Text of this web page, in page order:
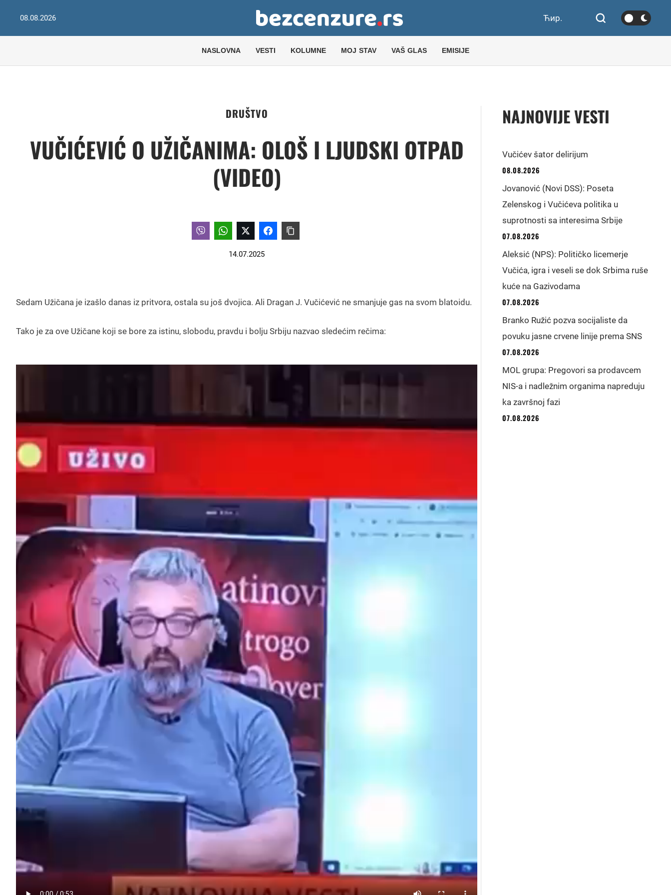
08.08.2026 Ћир.
NASLOVNA VESTI KOLUMNE MOJ STAV VAŠ GLAS EMISIJE
DRUŠTVO
VUČIĆEVIĆ O UŽIČANIMA: OLOŠ I LJUDSKI OTPAD
(VIDEO)
14.07.2025
Sedam Užičana je izašlo danas iz pritvora, ostala su još dvojica. Ali Dragan J. Vučićević ne smanjuje gas na svom blatoidu.
Tako je za ove Užičane koji se bore za istinu, slobodu, pravdu i bolju Srbiju nazvao sledećim rečima:
NAJNOVIJE VESTI
Vučićev šator delirijum
08.08.2026
Jovanović (Novi DSS): Poseta
Zelenskog i Vučićeva politika u
suprotnosti sa interesima Srbije
07.08.2026
Aleksić (NPS): Političko licemerje
Vučića, igra i veseli se dok Srbima ruše
kuće na Gazivodama
07.08.2026
Branko Ružić pozva socijaliste da
povuku jasne crvene linije prema SNS
07.08.2026
MOL grupa: Pregovori sa prodavcem
NIS-a i nadležnim organima napreduju
ka završnoj fazi
07.08.2026